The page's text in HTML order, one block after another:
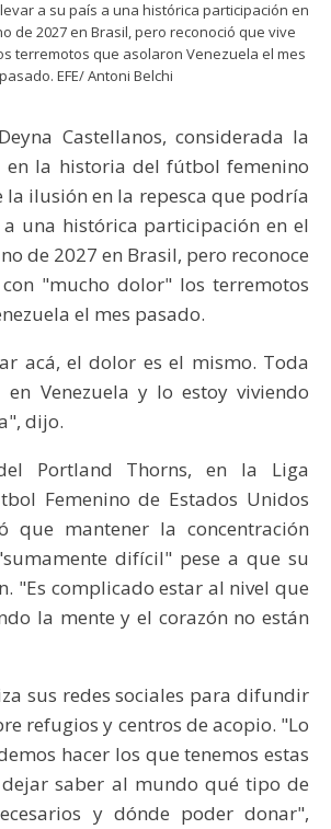
a su país a una histórica participación en
de 2027 en Brasil, pero reconoció que vive
terremotos que asolaron Venezuela el mes
pasado. EFE/ Antoni Belchi
Castellanos, considerada la
en la historia del fútbol femenino
la ilusión en la repesca que podría
una histórica participación en el
de 2027 en Brasil, pero reconoce
"mucho dolor" los terremotos
el mes pasado.
acá, el dolor es el mismo. Toda
Venezuela y lo estoy viviendo
dijo.
Portland Thorns, en la Liga
Femenino de Estados Unidos
que mantener la concentración
difícil" pese a que su
"Es complicado estar al nivel que
la mente y el corazón no están
sus redes sociales para difundir
refugios y centros de acopio. "Lo
hacer los que tenemos estas
saber al mundo qué tipo de
y dónde poder donar",